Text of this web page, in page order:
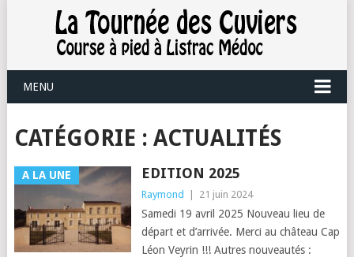
MENU
CATÉGORIE : ACTUALITÉS
A LA UNE EDITION 2025
Raymond 21 juin 2024
Samedi 19 avril 2025 Nouveau lieu de
départ et d’arrivée. Merci au château Cap
Léon Veyrin !!! Autres nouveautés :